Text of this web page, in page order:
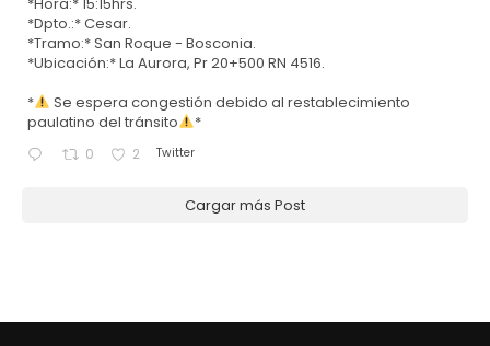
*Dpto.:* Cesar.
*Tramo:* San Roque - Bosconia.
*Ubicación:* La Aurora, Pr 20+500 RN 4516.
*
Se espera congestión debido al restablecimiento
paulatino del tránsito
*
0 2 Twitter
Cargar más Post